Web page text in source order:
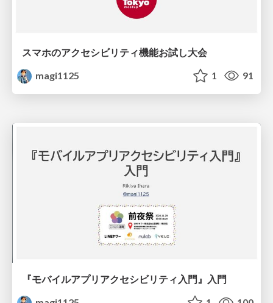
スマホのアクセシビリティ機能お試し大会
magi1125
1 91
『モバイルアプリアクセシビリティ入門』入門